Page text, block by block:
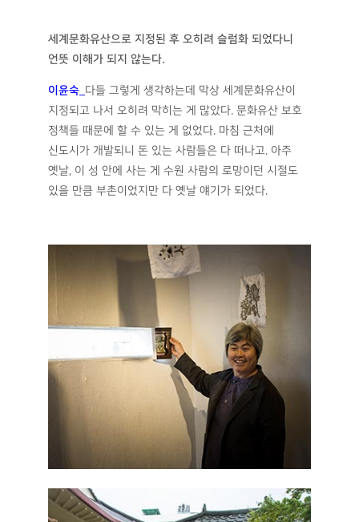
세계문화유산으로 지정된 후 오히려 슬럼화 되었다니
언뜻 이해가 되지 않는다.
이윤숙 다들 그렇게 생각하는데 막상 세계문화유산이
지정되고 나서 오히려 막히는 게 많았다. 문화유산 보호
정책들 때문에 할 수 있는 게 없었다. 마침 근처에
신도시가 개발되니 돈 있는 사람들은 다 떠나고. 아주
옛날, 이 성 안에 사는 게 수원 사람의 로망이던 시절도
있을 만큼 부촌이었지만 다 옛날 얘기가 되었다.